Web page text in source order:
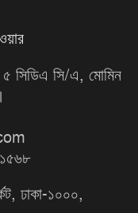
সিডিএ সি/এ, মোমিন
ঢাকা-১০০০,